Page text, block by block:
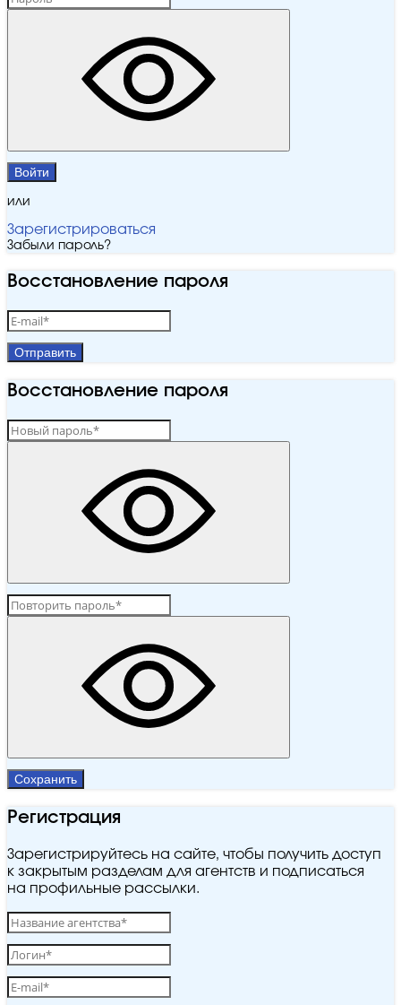
Войти
или
Зарегистрироваться
Забыли пароль?
Восстановление пароля
Отправить
Восстановление пароля
Сохранить
Регистрация
Зарегистрируйтесь на сайте, чтобы получить доступ
к закрытым разделам для агентств и подписаться
на профильные рассылки.